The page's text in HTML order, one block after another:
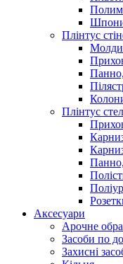
Плінтус
Плінтус
Аксесуари
Арочне
Засоби по
Захисні